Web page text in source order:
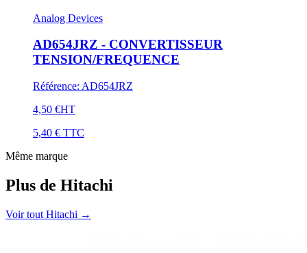
Analog Devices
AD654JRZ - CONVERTISSEUR
TENSION/FREQUENCE
Référence: AD654JRZ
4,50 €HT
5,40 € TTC
Même marque
Plus de Hitachi
Voir tout Hitachi →